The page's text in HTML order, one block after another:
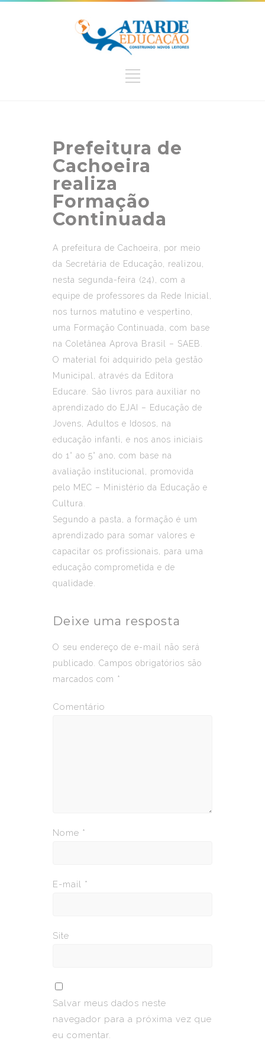
Prefeitura de
Cachoeira
realiza
Formação
Continuada
A prefeitura de Cachoeira, por meio
da Secretária de Educação, realizou,
nesta segunda-feira (24), com a
equipe de professores da Rede Inicial,
nos turnos matutino e vespertino,
uma Formação Continuada, com base
na Coletânea Aprova Brasil – SAEB.
O material foi adquirido pela gestão
Municipal, através da Editora
Educare. São livros para auxiliar no
aprendizado do EJAI – Educação de
Jovens, Adultos e Idosos, na
educação infanti, e nos anos iniciais
do 1° ao 5° ano, com base na
avaliação institucional, promovida
pelo MEC – Ministério da Educação e
Cultura.
Segundo a pasta, a formação é um
aprendizado para somar valores e
capacitar os profissionais, para uma
educação comprometida e de
qualidade.
Deixe uma resposta
O seu endereço de e-mail não será
publicado.
Campos obrigatórios são
marcados com *
Comentário
Nome *
E-mail *
Site
Salvar meus dados neste
navegador para a próxima vez que
eu comentar.